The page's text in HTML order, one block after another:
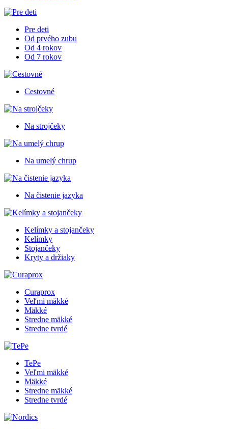
Pre deti
Od prvého zubu
Od 4 rokov
Od 7 rokov
Cestovné
Na strojčeky
Na umelý chrup
Na čistenie jazyka
Kelímky a stojančeky
Kelímky
Stojančeky
Kryty a držiaky
Curaprox
Veľmi mäkké
Mäkké
Stredne mäkké
Stredne tvrdé
TePe
Veľmi mäkké
Mäkké
Stredne mäkké
Stredne tvrdé